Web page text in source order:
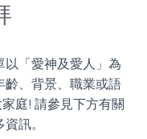
O
N
「愛神及愛人」為
、背景、職業或語
庭! 請參見下方有關
訊。